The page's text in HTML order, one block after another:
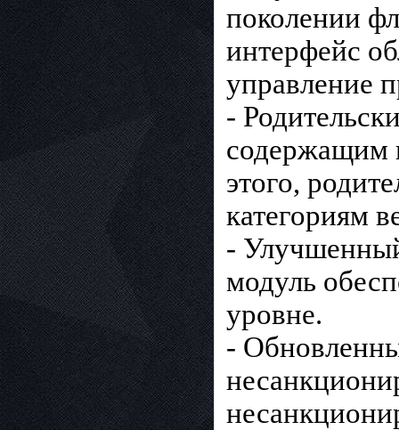
поколении
интерфейс
управление
-
содержащим
этого,
категориям
-
модуль
уровне.
-